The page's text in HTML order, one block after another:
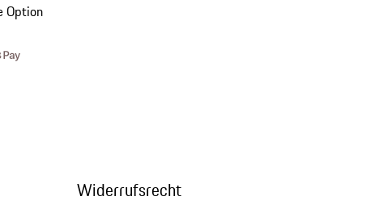
Option
Widerrufsrecht